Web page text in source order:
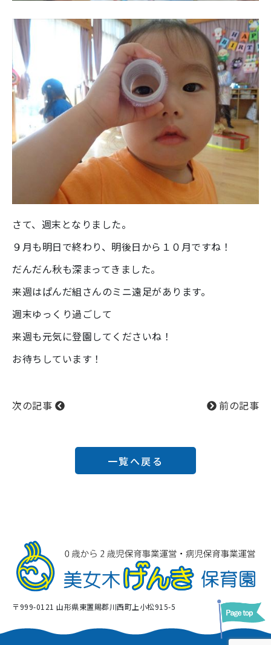
さて、週末となりました。
９月も明日で終わり、明後日から１０月ですね！
だんだん秋も深まってきました。
来週はぱんだ組さんのミニ遠足があります。
週末ゆっくり過ごして
来週も元気に登園してくださいね！
お待ちしています！
次の記事 前の記事
一覧へ戻る
〒999-0121 山形県東置賜郡川西町上小松915-5